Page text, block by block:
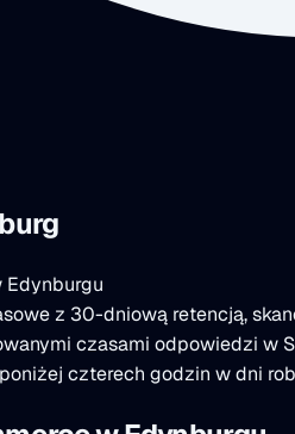
Edynburgu
z 30-dniową retencją,
czasami odpowiedzi w
czterech godzin w dni